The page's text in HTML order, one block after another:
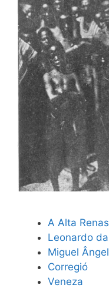
A Alta
Leonardo
Miguel
Corregió
Veneza